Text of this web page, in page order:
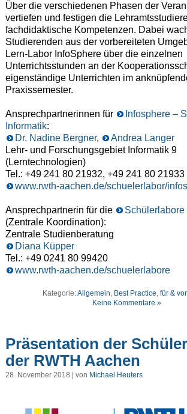
Über die verschiedenen Phasen der
vertiefen und festigen die
fachdidaktische Kompetenzen. Dabei
Studierenden aus der vorbereiteten
Lern-Labor InfoSphere über die einzelnen
Unterrichtsstunden an der
eigenständige Unterrichten im
Praxissemester.
Ansprechpartnerinnen für
Infosphere –
Informatik:
Dr. Nadine Bergner,
Andrea Langer
Lehr- und Forschungsgebiet Informatik 9
(Lerntechnologien)
Tel.: +49 241 80 21932, +49 241 80 21933
www.rwth-aachen.de/schuelerlabor/
Ansprechpartnerin für die
Schülerlabore
(Zentrale Koordination):
Zentrale Studienberatung
Diana Küpper
Tel.: +49 0241 80 99420
www.rwth-aachen.de/schuelerlabore
Kategorie:Allgemein, Best Practice,für &
Keine Kommentare »
Präsentation der
der RWTH Aachen
28. November 2018 | von Michael Heuters